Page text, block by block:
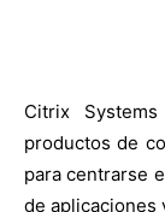
Citrix
productos de
para centrarse
de aplicaciones